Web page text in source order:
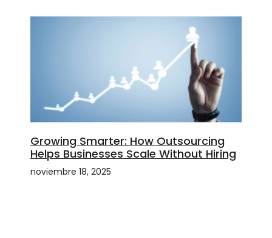
Growing Smarter: How Outsourcing
Helps Businesses Scale Without Hiring
noviembre 18, 2025